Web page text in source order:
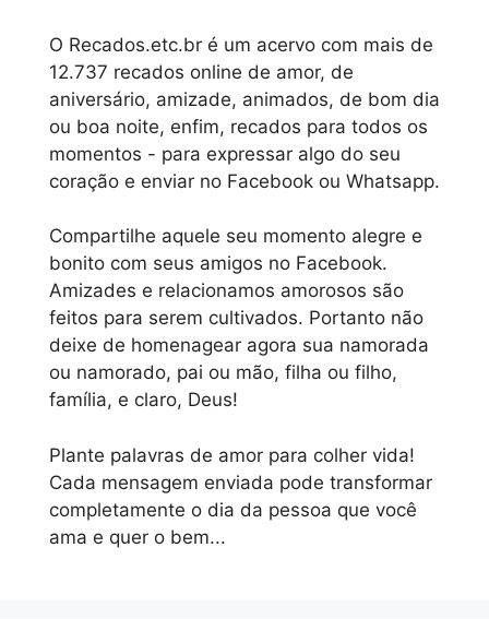
O Recados.etc.br é um acervo com mais de
12.737 recados online de amor, de
aniversário, amizade, animados, de bom dia
ou boa noite, enfim, recados para todos os
momentos - para expressar algo do seu
coração e enviar no Facebook ou Whatsapp.
Compartilhe aquele seu momento alegre e
bonito com seus amigos no Facebook.
Amizades e relacionamos amorosos são
feitos para serem cultivados. Portanto não
deixe de homenagear agora sua namorada
ou namorado, pai ou mão, filha ou filho,
família, e claro, Deus!
Plante palavras de amor para colher vida!
Cada mensagem enviada pode transformar
completamente o dia da pessoa que você
ama e quer o bem...